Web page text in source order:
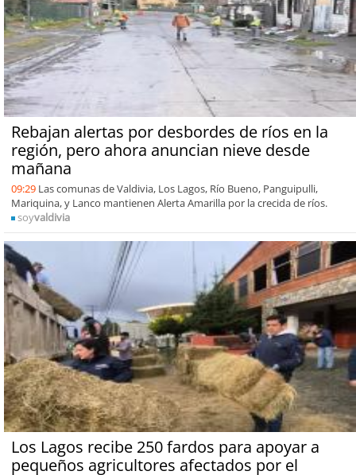
Rebajan alertas por desbordes de ríos en la
región, pero ahora anuncian nieve desde
mañana
09:29 Las comunas de Valdivia, Los Lagos, Río Bueno, Panguipulli,
Mariquina, y Lanco mantienen Alerta Amarilla por la crecida de ríos.
soyvaldivia
Los Lagos recibe 250 fardos para apoyar a
pequeños agricultores afectados por el